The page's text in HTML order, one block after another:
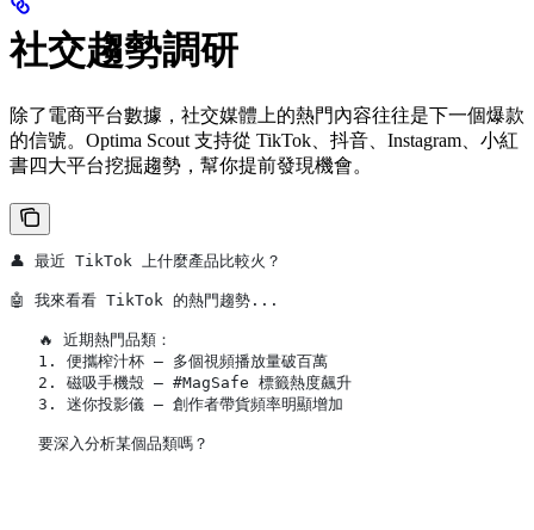
社交趨勢調研
除了電商平台數據，社交媒體上的熱門內容往往是下一個爆款
的信號。Optima Scout 支持從 TikTok、抖音、Instagram、小紅
書四大平台挖掘趨勢，幫你提前發現機會。
👤 最近 TikTok 上什麼產品比較火？
🤖 我來看看 TikTok 的熱門趨勢...
   🔥 近期熱門品類：
   1. 便攜榨汁杯 — 多個視頻播放量破百萬
   2. 磁吸手機殼 — #MagSafe 標籤熱度飆升
   3. 迷你投影儀 — 創作者帶貨頻率明顯增加
   要深入分析某個品類嗎？